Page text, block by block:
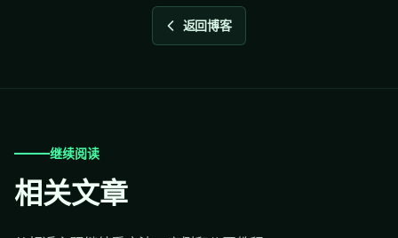
返回博客
继续阅读
相关文章